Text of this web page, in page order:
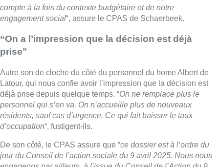
De son côté, le CPAS assure que “ ce dossier est à l’ordre du
jour du Conseil de l’action sociale du 9 avril 2025. Nous nous
engageons par ailleurs, à l’issue du Conseil de l’Action du 9
avril 2025, à ce que la communication envers chacun soit claire
et transparente.
Le CPAS ne sera cependant pas maître de la situation,
précisant que “toute décision prise lors de ce conseil sera
ensuite soumise à l’approbation de la commune, qui reste
maitre des aspects budgétaires.”
■Reportage de Jim Moskovics, Zoé Barbier, Yannick
Lire aussi :